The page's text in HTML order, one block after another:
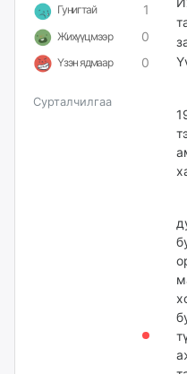
Гунигтай
1
Жихүүцмээр 0
Үзэн ядмаар 0
Сурталчилгаа